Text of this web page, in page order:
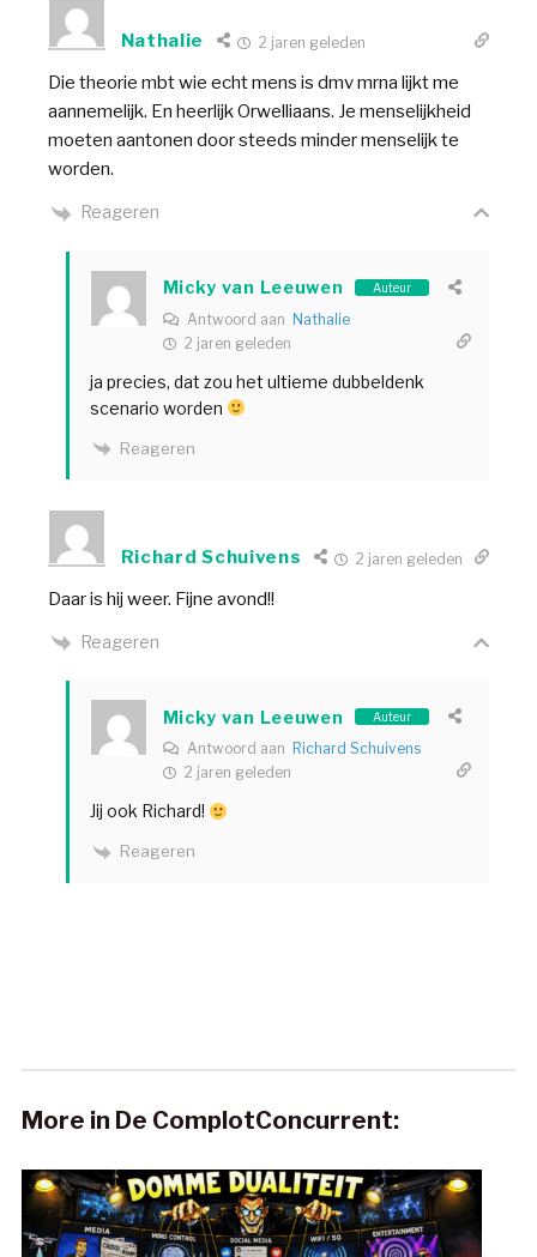
Nathalie 2 jaren geleden
Die theorie mbt wie echt mens is dmv mrna lijkt me
aannemelijk. En heerlijk Orwelliaans. Je menselijkheid
moeten aantonen door steeds minder menselijk te
worden.
Reageren
Micky van Leeuwen Auteur
Antwoord aan Nathalie
2 jaren geleden
ja precies, dat zou het ultieme dubbeldenk
scenario worden
Reageren
Richard Schuivens 2 jaren geleden
Daar is hij weer. Fijne avond!!
Reageren
Micky van Leeuwen Auteur
Antwoord aan Richard Schuivens
2 jaren geleden
Jij ook Richard!
Reageren
More in De ComplotConcurrent: